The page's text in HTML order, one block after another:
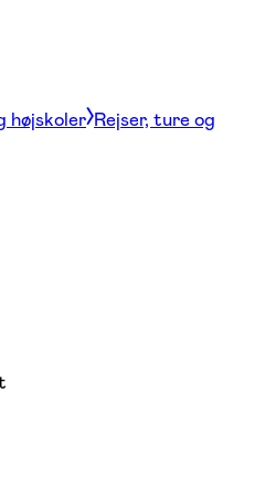
højskoler Rejser, ture og